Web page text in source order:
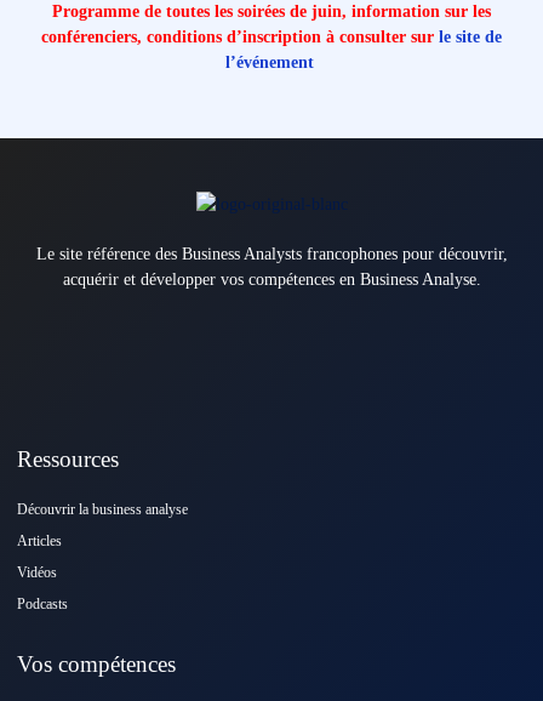
Programme de toutes les soirées de juin, information sur les
conférenciers, conditions d’inscription à consulter sur le site de
l’événement
Le site référence des Business Analysts francophones pour découvrir,
acquérir et développer vos compétences en Business Analyse.
Ressources
Découvrir la business analyse
Articles
Vidéos
Podcasts
Vos compétences